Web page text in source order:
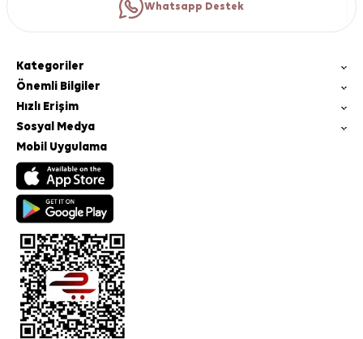
Whatsapp Destek
Kategoriler
Önemli Bilgiler
Hızlı Erişim
Sosyal Medya
Mobil Uygulama